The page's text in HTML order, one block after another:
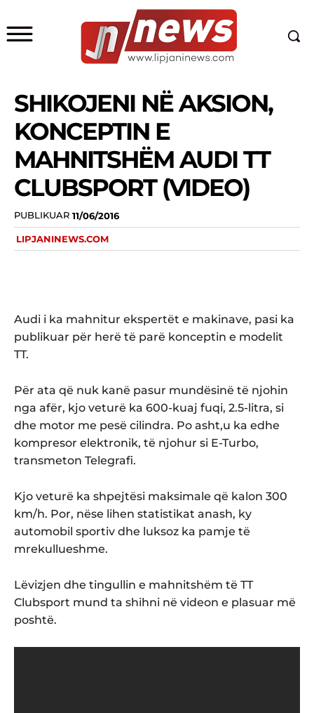
SHIKOJENI NË AKSION,
KONCEPTIN E
MAHNITSHËM AUDI TT
CLUBSPORT (VIDEO)
PUBLIKUAR 11/06/2016
LIPJANINEWS.COM
Audi i ka mahnitur ekspertët e makinave, pasi ka
publikuar për herë të parë konceptin e modelit
TT.
Për ata që nuk kanë pasur mundësinë të njohin
nga afër, kjo veturë ka 600-kuaj fuqi, 2.5-litra, si
dhe motor me pesë cilindra. Po asht,u ka edhe
kompresor elektronik, të njohur si E-Turbo,
transmeton Telegrafi.
Kjo veturë ka shpejtësi maksimale që kalon 300
km/h. Por, nëse lihen statistikat anash, ky
automobil sportiv dhe luksoz ka pamje të
mrekullueshme.
Lëvizjen dhe tingullin e mahnitshëm të TT
Clubsport mund ta shihni në videon e plasuar më
poshtë.